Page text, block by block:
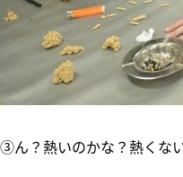
③ん？熱いのかな？熱くな